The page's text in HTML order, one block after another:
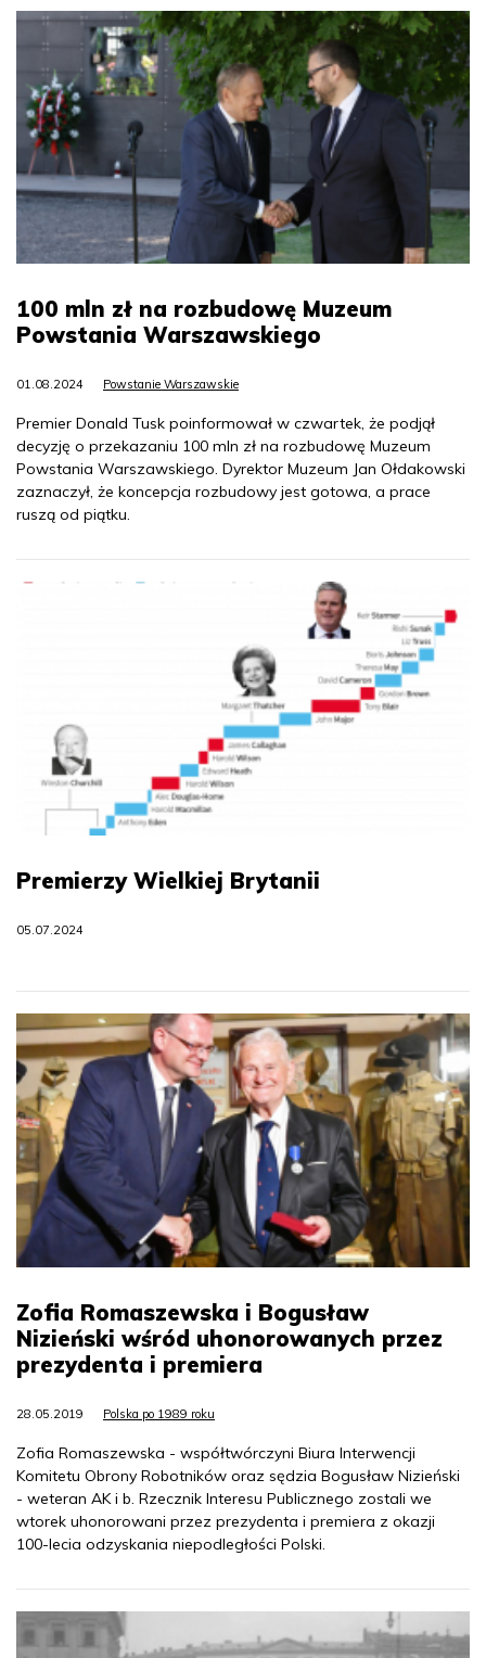
100 mln zł na rozbudowę Muzeum
Powstania Warszawskiego
01.08.2024 Powstanie Warszawskie
Premier Donald Tusk poinformował w czwartek, że podjął
decyzję o przekazaniu 100 mln zł na rozbudowę Muzeum
Powstania Warszawskiego. Dyrektor Muzeum Jan Ołdakowski
zaznaczył, że koncepcja rozbudowy jest gotowa, a prace
ruszą od piątku.
Premierzy Wielkiej Brytanii
05.07.2024
Zofia Romaszewska i Bogusław
Nizieński wśród uhonorowanych przez
prezydenta i premiera
28.05.2019 Polska po 1989 roku
Zofia Romaszewska - współtwórczyni Biura Interwencji
Komitetu Obrony Robotników oraz sędzia Bogusław Nizieński
- weteran AK i b. Rzecznik Interesu Publicznego zostali we
wtorek uhonorowani przez prezydenta i premiera z okazji
100-lecia odzyskania niepodległości Polski.